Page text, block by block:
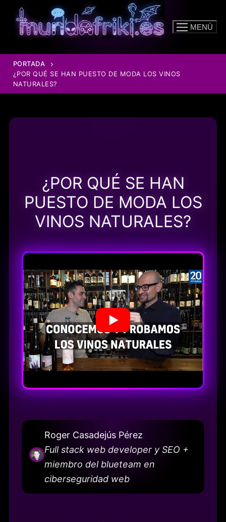
contenido
MENÚ
PORTADA
¿POR QUÉ SE HAN PUESTO DE MODA LOS VINOS
NATURALES?
¿POR QUÉ SE HAN
PUESTO DE MODA LOS
VINOS NATURALES?
Roger Casadejús Pérez
Full stack web developer y SEO +
miembro del blueteam en
ciberseguridad web